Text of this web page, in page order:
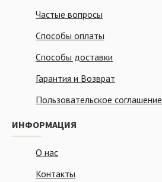
Частые вопросы
Способы оплаты
Способы доставки
Гарантия и Возврат
Пользовательское соглашение
ИНФОРМАЦИЯ
О нас
Контакты